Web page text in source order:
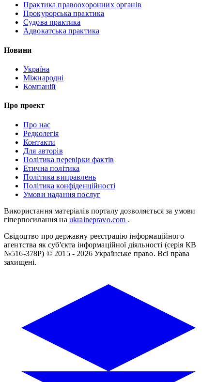
Практика правоохоронних органів
Прокурорська практика
Судова практика
Адвокатська практика
Новини
Україна
Міжнародні
Компаній
Про проект
Про нас
Редколегія
Контакти
Для авторів
Політика перевірки фактів
Етична політика
Політика виправлень
Політика конфіденційності
Умови надання послуг
Використання матеріалів порталу дозволяється за умови
гіперпосилання на ukrainepravo.com .
Свідоцтво про державну реєстрацію інформаційного
агентства як суб'єкта інформаційної діяльності (серія КВ
№516-378Р) © 2015 - 2026 Українське право. Всі права
захищені.